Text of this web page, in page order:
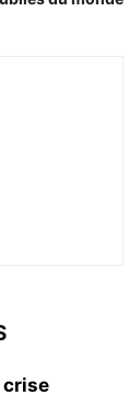
crise